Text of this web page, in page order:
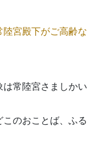
陸宮殿下がご高齢な
は常陸宮さましかい
のおことば、ふる